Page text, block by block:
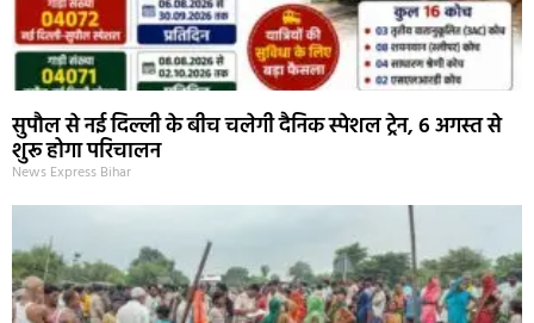
सुपौल से नई दिल्ली के बीच चलेगी दैनिक स्पेशल ट्रेन, 6 अगस्त से
शुरू होगा परिचालन
News Express Bihar